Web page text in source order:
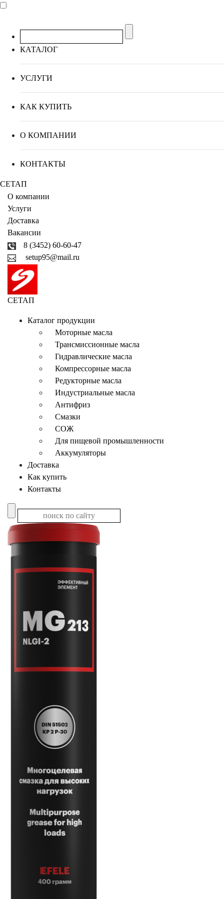
КАТАЛОГ
УСЛУГИ
КАК КУПИТЬ
О КОМПАНИИ
КОНТАКТЫ
СЕТАП
О компании
Услуги
Доставка
Вакансии
8 (3452) 60-60-47
setup95@mail.ru
СЕТАП
Каталог продукции
Моторные масла
Трансмиссионные масла
Гидравлические масла
Компрессорные масла
Редукторные масла
Индустриальные масла
Антифриз
Смазки
СОЖ
Для пищевой промышленности
Аккумуляторы
Доставка
Как купить
Контакты